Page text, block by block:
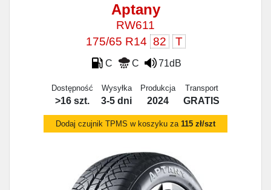
Aptany
RW611
175/65 R14 82 T
C C 71dB
Dostępność
>16 szt.
Wysyłka
3-5 dni
Produkcja
2024
Transport
GRATIS
Dodaj czujnik TPMS w koszyku za 115 zł/szt